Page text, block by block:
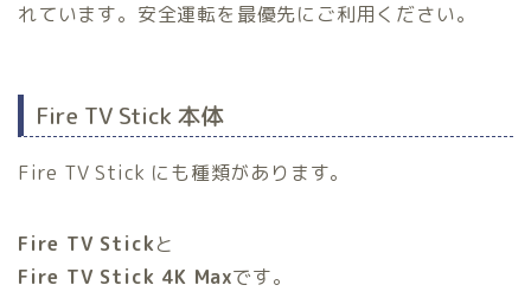
れています。安全運転を最優先にご利用ください。
Fire TV Stick 本体
Fire TV Stick にも種類があります。
Fire TV Stickと
Fire TV Stick 4K Maxです。